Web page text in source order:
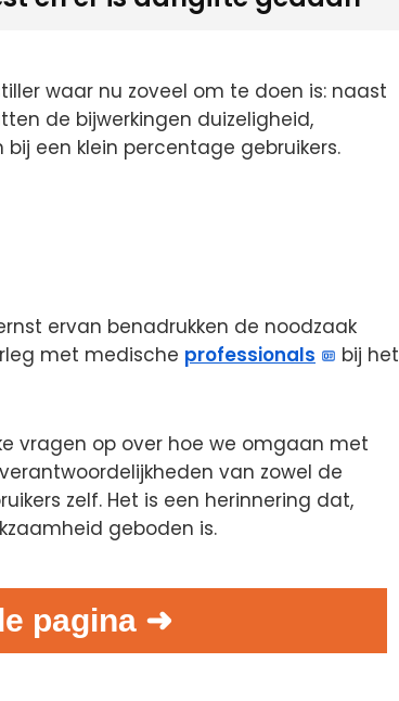
waar nu zoveel om te doen is: naast
de bijwerkingen duizeligheid,
een klein percentage gebruikers.
ervan benadrukken de noodzaak
met medische professionals
bij het
vragen op over hoe we omgaan met
van zowel de
zelf. Het is een herinnering dat,
geboden is.
pagina ➜